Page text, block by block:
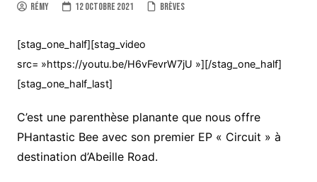
Rémy 12 octobre 2021 Brèves
[stag_one_half][stag_video
src= »https://youtu.be/H6vFevrW7jU »][/stag_one_half]
[stag_one_half_last]
C’est une parenthèse planante que nous offre
PHantastic Bee avec son premier EP « Circuit » à
destination d’Abeille Road.